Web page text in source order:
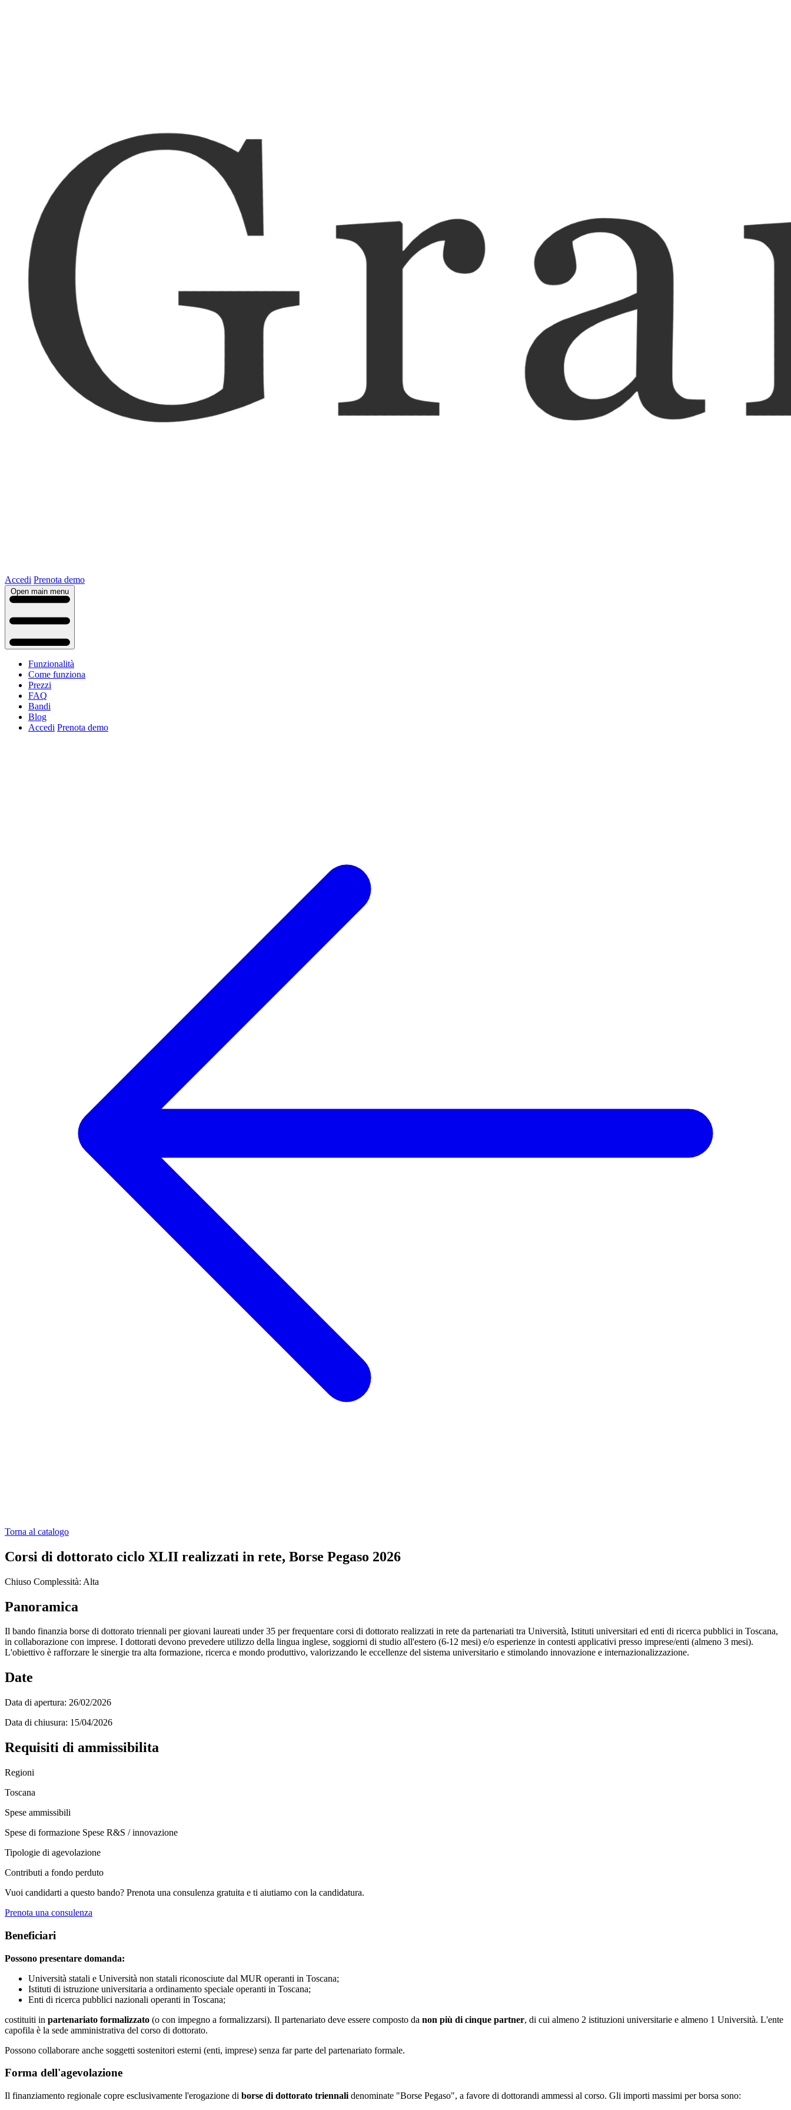
Accedi Prenota demo
Open main menu
Funzionalità
Come funziona
Prezzi
FAQ
Bandi
Blog
Accedi Prenota demo
Torna al catalogo
Corsi di dottorato ciclo XLII realizzati in rete, Borse Pegaso 2026
Chiuso Complessità: Alta
Panoramica
Il bando finanzia borse di dottorato triennali per giovani laureati under 35 per frequentare corsi di dottorato realizzati in rete da partenariati tra Università, Istituti universitari ed enti di ricerca pubblici in Toscana,
in collaborazione con imprese. I dottorati devono prevedere utilizzo della lingua inglese, soggiorni di studio all'estero (6-12 mesi) e/o esperienze in contesti applicativi presso imprese/enti (almeno 3 mesi).
L'obiettivo è rafforzare le sinergie tra alta formazione, ricerca e mondo produttivo, valorizzando le eccellenze del sistema universitario e stimolando innovazione e internazionalizzazione.
Date
Data di apertura: 26/02/2026
Data di chiusura: 15/04/2026
Requisiti di ammissibilita
Regioni
Toscana
Spese ammissibili
Spese di formazione Spese R&S / innovazione
Tipologie di agevolazione
Contributi a fondo perduto
Vuoi candidarti a questo bando? Prenota una consulenza gratuita e ti aiutiamo con la candidatura.
Prenota una consulenza
Beneficiari
Possono presentare domanda:
Università statali e Università non statali riconosciute dal MUR operanti in Toscana;
Istituti di istruzione universitaria a ordinamento speciale operanti in Toscana;
Enti di ricerca pubblici nazionali operanti in Toscana;
costituiti in partenariato formalizzato (o con impegno a formalizzarsi). Il partenariato deve essere composto da non più di cinque partner, di cui almeno 2 istituzioni universitarie e almeno 1 Università. L'ente
capofila è la sede amministrativa del corso di dottorato.
Possono collaborare anche soggetti sostenitori esterni (enti, imprese) senza far parte del partenariato formale.
Forma dell'agevolazione
Il finanziamento regionale copre esclusivamente l'erogazione di borse di dottorato triennali denominate "Borse Pegaso", a favore di dottorandi ammessi al corso. Gli importi massimi per borsa sono: